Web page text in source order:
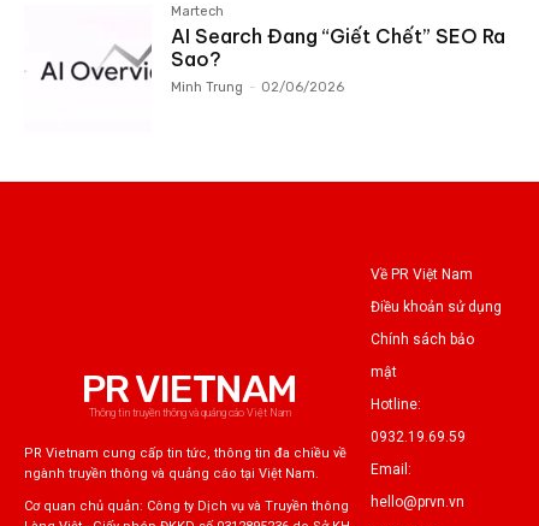
Martech
AI Search Đang “Giết Chết” SEO Ra
Sao?
Minh Trung - 02/06/2026
PR VIETNAM
Thông tin truyền thông và quảng cáo Việt Nam
PR Vietnam cung cấp tin tức, thông tin đa chiều về
ngành truyền thông và quảng cáo tại Việt Nam.
Cơ quan chủ quản: Công ty Dịch vụ và Truyền thông
Về PR Việt Nam
Điều khoản sử dụng
Chính sách bảo
mật
Hotline:
0932.19.69.59
Email:
hello@prvn.vn